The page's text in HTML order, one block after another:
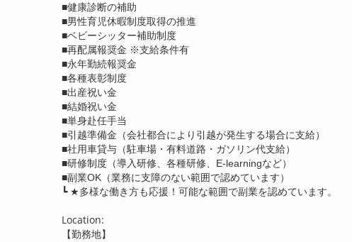
■健康診断の補助
■男性育児休暇制度取得の推進
■ベビーシッター補助制度
■再配属報奨金 ※支給条件有
■永年勤続報奨金
■各種表彰制度
■出産祝い金
■結婚祝い金
■単身赴任手当
■引越準備金（会社都合により引越が発生する場合に支給）
■社用車貸与（駐車場・有料道路・ガソリン代支給）
■研修制度（導入研修、各種研修、E-learningなど）
■副業OK（業務に支障のない範囲で認めています）
┗ ★多様な働き方も応援！可能な範囲で副業を認めています。
Location:
【勤務地】